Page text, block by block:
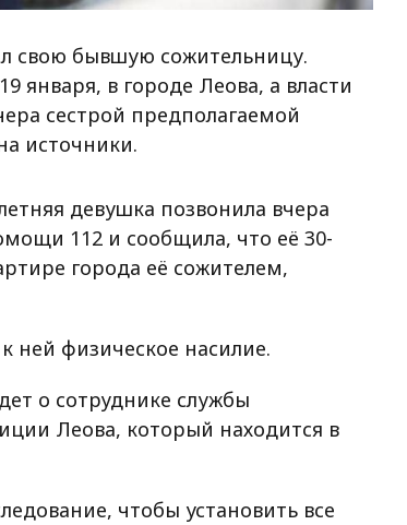
свою бывшую сожительницу.
января, в городе Леова, а власти
сестрой предполагаемой
источники.
девушка позвонила вчера
112 и сообщила, что её 30-
города её сожителем,
ней физическое насилие.
о сотруднике службы
Леова, который находится в
чтобы установить все